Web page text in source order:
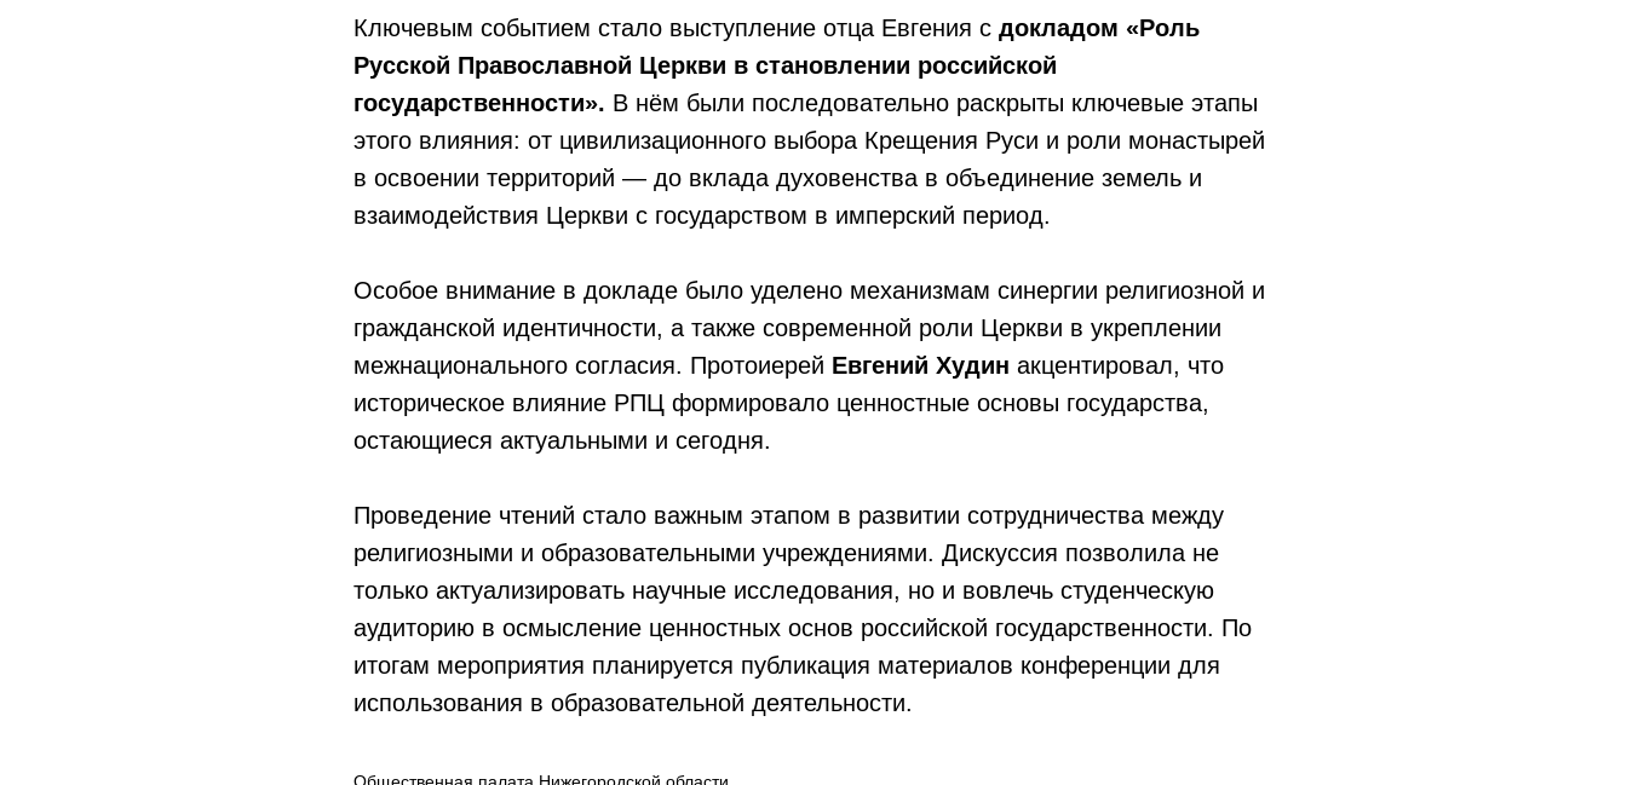
Ключевым событием стало выступление отца Евгения с докладом «Роль
Русской Православной Церкви в становлении российской
государственности». В нём были последовательно раскрыты ключевые этапы
этого влияния: от цивилизационного выбора Крещения Руси и роли монастырей
в освоении территорий — до вклада духовенства в объединение земель и
взаимодействия Церкви с государством в имперский период.
Особое внимание в докладе было уделено механизмам синергии религиозной и
гражданской идентичности, а также современной роли Церкви в укреплении
межнационального согласия. Протоиерей Евгений Худин акцентировал, что
историческое влияние РПЦ формировало ценностные основы государства,
остающиеся актуальными и сегодня.
Проведение чтений стало важным этапом в развитии сотрудничества между
религиозными и образовательными учреждениями. Дискуссия позволила не
только актуализировать научные исследования, но и вовлечь студенческую
аудиторию в осмысление ценностных основ российской государственности. По
итогам мероприятия планируется публикация материалов конференции для
использования в образовательной деятельности.